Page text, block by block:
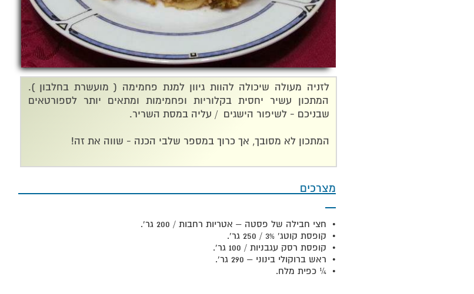
לזניה מעולה שיכולה להוות גיוון למנת פחמימה ( מועשרת בחלבון ).
המתכון עשיר יחסית בקלוריות ופחמימות ומתאים יותר לספורטאים
שבניכם - לשיפור הישגים / עליה במסת השריר.
המתכון לא מסובך, אך כרוך במספר שלבי הכנה - שווה את זה!
מצרכים
• חצי חבילה של פסטה – אטריות רחבות / 200 גר'.
• קופסת קוטג' 3% / 250 גר'.
• קופסת רסק עגבניות / 100 גר'.
• ראש ברוקולי בינוני – 290 גר'.
• ¼ כפית מלח.